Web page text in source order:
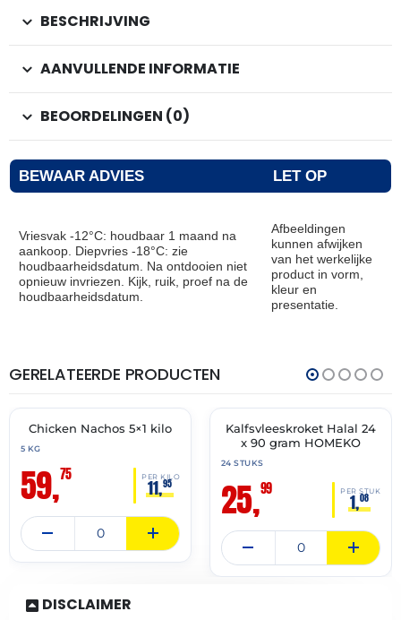
BESCHRIJVING
AANVULLENDE INFORMATIE
BEOORDELINGEN (0)
BEWAAR ADVIES LET OP
Vriesvak -12°C: houdbaar 1 maand na
aankoop. Diepvries -18°C: zie
houdbaarheidsdatum. Na ontdooien niet
opnieuw invriezen. Kijk, ruik, proef na de
houdbaarheidsdatum.
Afbeeldingen
kunnen afwijken
van het werkelijke
product in vorm,
kleur en
presentatie.
GERELATEERDE PRODUCTEN
✓ VAST ASSORTIMENT
THT:
21-
Chicken Nachos 5×1 kilo
5 KG
59,75 PER KILO
11,95
✓ VAST ASSORTIMENT
Kalfsvleeskroket Halal 24
x 90 gram HOMEKO
24 STUKS
25,99 PER STUK
1,08
DISCLAIMER